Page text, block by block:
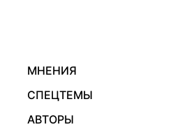
МНЕНИЯ
СПЕЦТЕМЫ
АВТОРЫ